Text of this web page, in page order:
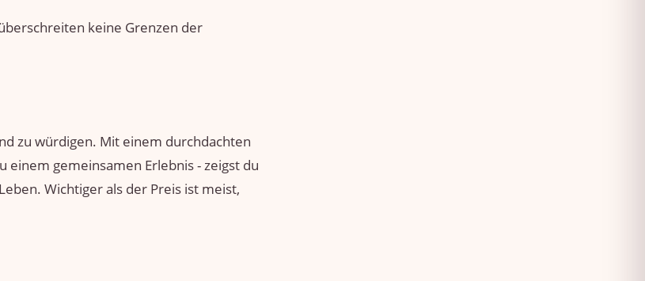
keine Grenzen der
zu würdigen. Mit einem durchdachten
einem gemeinsamen Erlebnis - zeigst du
Wichtiger als der Preis ist meist,